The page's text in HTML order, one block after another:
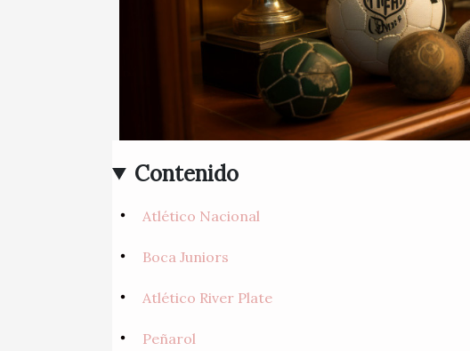
Contenido
Atlético Nacional
Boca Juniors
Atlético River Plate
Peñarol